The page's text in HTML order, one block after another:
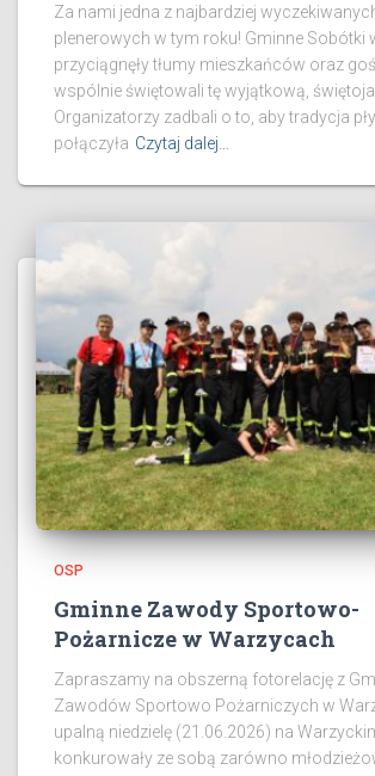
Za nami jedna z najbardziej
plenerowych w tym roku! Gminne Sobótki
przyciągnęły tłumy mieszkańców oraz
wspólnie świętowali tę wyjątkową,
Organizatorzy zadbali o to, aby tradycja
połączyła Czytaj dalej…
OSP
Gminne Zawody Sportowo-
Pożarnicze w Warzycach
Zapraszamy na obszerną fotorelację z
Zawodów Sportowo Pożarniczych w
upalną niedzielę (21.06.2026) na
konkurowały ze sobą zarówno